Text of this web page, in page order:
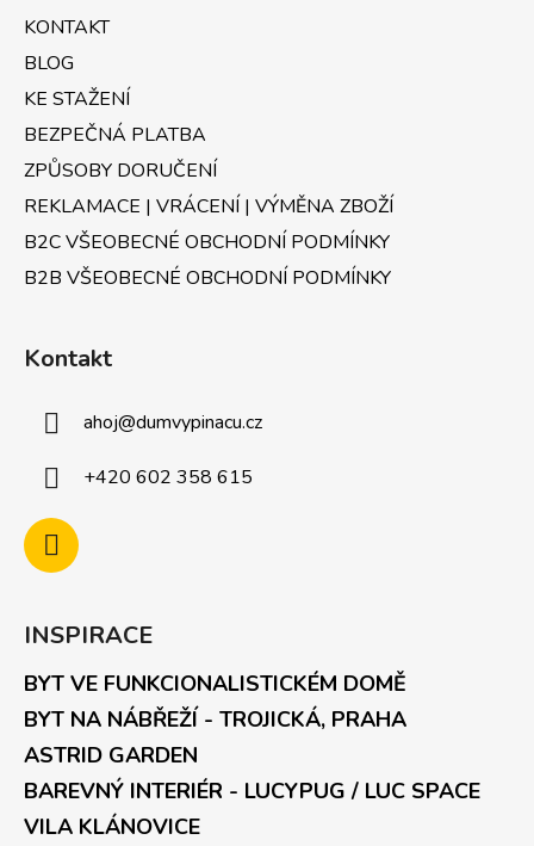
ý
p
i
s
KONTAKT
BLOG
KE STAŽENÍ
BEZPEČNÁ PLATBA
ZPŮSOBY DORUČENÍ
REKLAMACE | VRÁCENÍ | VÝMĚNA ZBOŽÍ
B2C VŠEOBECNÉ OBCHODNÍ PODMÍNKY
B2B VŠEOBECNÉ OBCHODNÍ PODMÍNKY
Kontakt
ahoj@dumvypinacu.cz
+420 602 358 615
INSPIRACE
BYT VE FUNKCIONALISTICKÉM DOMĚ
BYT NA NÁBŘEŽÍ - TROJICKÁ, PRAHA
ASTRID GARDEN
BAREVNÝ INTERIÉR - LUCYPUG / LUC SPACE
VILA KLÁNOVICE